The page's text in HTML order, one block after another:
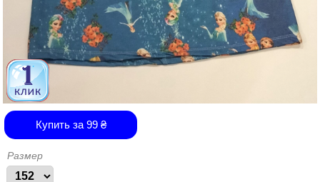
Купить за 99₴
Размер